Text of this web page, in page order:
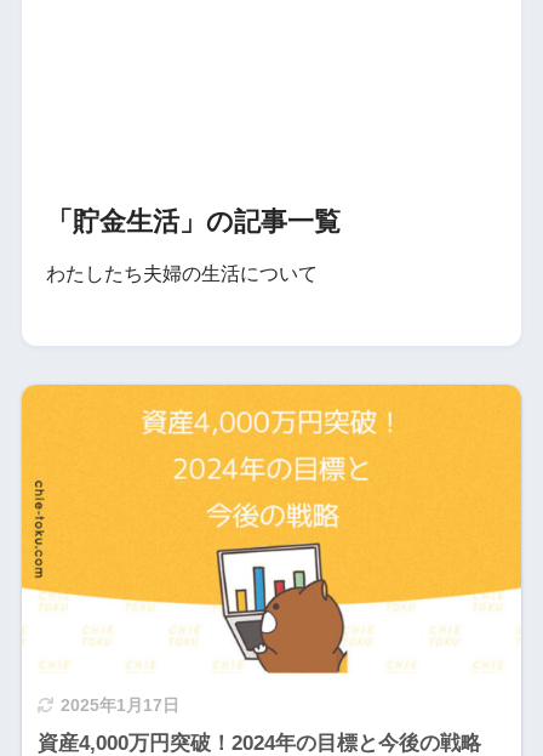
「貯金生活」の記事一覧
わたしたち夫婦の生活について
2025年1月17日
資産4,000万円突破！2024年の目標と今後の戦略